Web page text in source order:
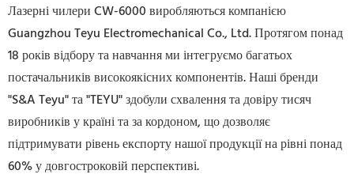
Лазерні чилери CW-6000 виробляються компанією
Guangzhou Teyu Electromechanical Co., Ltd. Протягом понад
18 років відбору та навчання ми інтегруємо багатьох
постачальників високоякісних компонентів. Наші бренди
"S&A Teyu" та "TEYU" здобули схвалення та довіру тисяч
виробників у країні та за кордоном, що дозволяє
підтримувати рівень експорту нашої продукції на рівні понад
60% у довгостроковій перспективі.